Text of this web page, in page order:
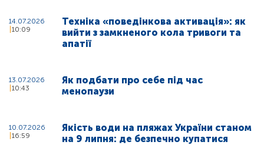
14.07.2026
10:09
Техніка «поведінкова активація»: як
вийти з замкненого кола тривоги та
апатії
13.07.2026
10:43
Як подбати про себе під час
менопаузи
10.07.2026
16:59
Якість води на пляжах України станом
на 9 липня: де безпечно купатися